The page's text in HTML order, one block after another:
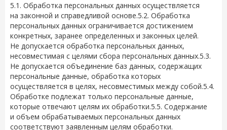
5.1. Обработка персональных данных осуществляется
на законной и справедливой основе.5.2. Обработка
персональных данных ограничивается достижением
конкретных, заранее определенных и законных целей.
Не допускается обработка персональных данных,
несовместимая с целями сбора персональных данных.5.3.
Не допускается объединение баз данных, содержащих
персональные данные, обработка которых
осуществляется в целях, несовместимых между собой.5.4.
Обработке подлежат только персональные данные,
которые отвечают целям их обработки.5.5. Содержание
и объем обрабатываемых персональных данных
соответствуют заявленным целям обработки.